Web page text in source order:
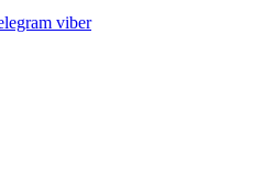
viber